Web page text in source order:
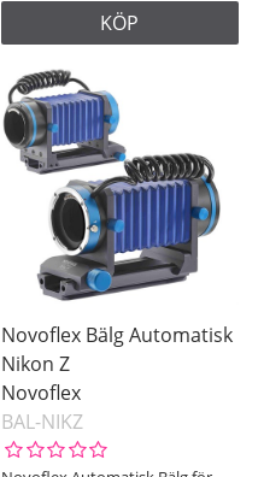
KÖP
Novoflex Bälg Automatisk
Nikon Z
Novoflex
BAL-NIKZ